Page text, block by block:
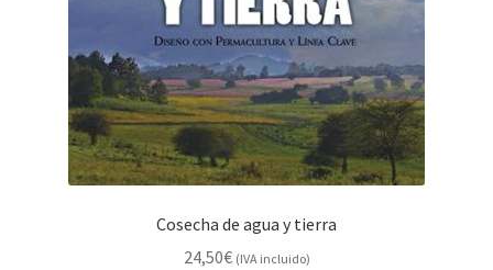
Cosecha de agua y tierra
24,50€ (IVA incluido)